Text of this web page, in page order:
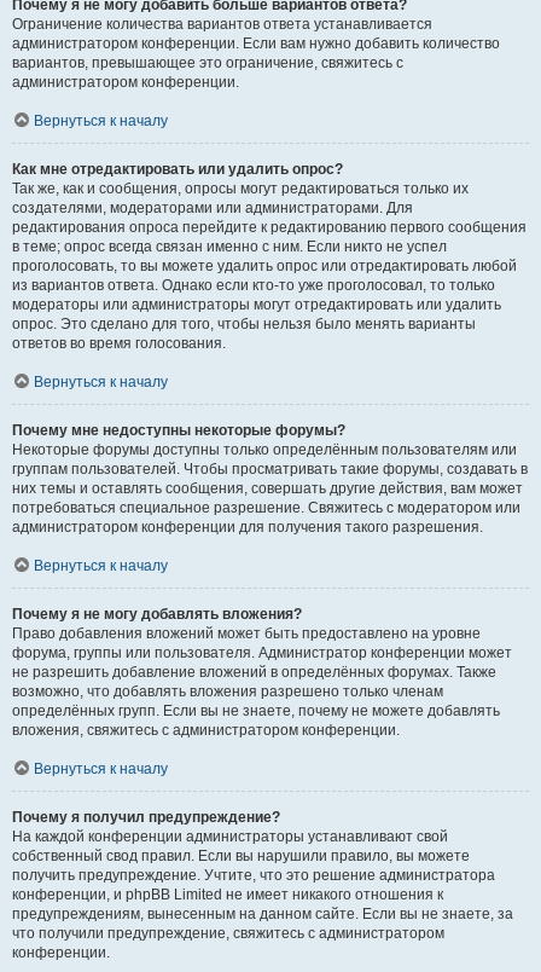
Почему я не могу добавить больше вариантов ответа?
Ограничение количества вариантов ответа устанавливается
администратором конференции. Если вам нужно добавить количество
вариантов, превышающее это ограничение, свяжитесь с
администратором конференции.
Вернуться к началу
Как мне отредактировать или удалить опрос?
Так же, как и сообщения, опросы могут редактироваться только их
создателями, модераторами или администраторами. Для
редактирования опроса перейдите к редактированию первого сообщения
в теме; опрос всегда связан именно с ним. Если никто не успел
проголосовать, то вы можете удалить опрос или отредактировать любой
из вариантов ответа. Однако если кто-то уже проголосовал, то только
модераторы или администраторы могут отредактировать или удалить
опрос. Это сделано для того, чтобы нельзя было менять варианты
ответов во время голосования.
Вернуться к началу
Почему мне недоступны некоторые форумы?
Некоторые форумы доступны только определённым пользователям или
группам пользователей. Чтобы просматривать такие форумы, создавать в
них темы и оставлять сообщения, совершать другие действия, вам может
потребоваться специальное разрешение. Свяжитесь с модератором или
администратором конференции для получения такого разрешения.
Вернуться к началу
Почему я не могу добавлять вложения?
Право добавления вложений может быть предоставлено на уровне
форума, группы или пользователя. Администратор конференции может
не разрешить добавление вложений в определённых форумах. Также
возможно, что добавлять вложения разрешено только членам
определённых групп. Если вы не знаете, почему не можете добавлять
вложения, свяжитесь с администратором конференции.
Вернуться к началу
Почему я получил предупреждение?
На каждой конференции администраторы устанавливают свой
собственный свод правил. Если вы нарушили правило, вы можете
получить предупреждение. Учтите, что это решение администратора
конференции, и phpBB Limited не имеет никакого отношения к
предупреждениям, вынесенным на данном сайте. Если вы не знаете, за
что получили предупреждение, свяжитесь с администратором
конференции.